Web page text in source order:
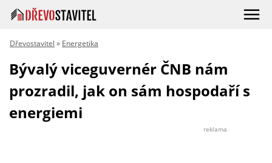
Dřevostavitel » Energetika
Bývalý viceguvernér ČNB nám
prozradil, jak on sám hospodaří s
energiemi
reklama